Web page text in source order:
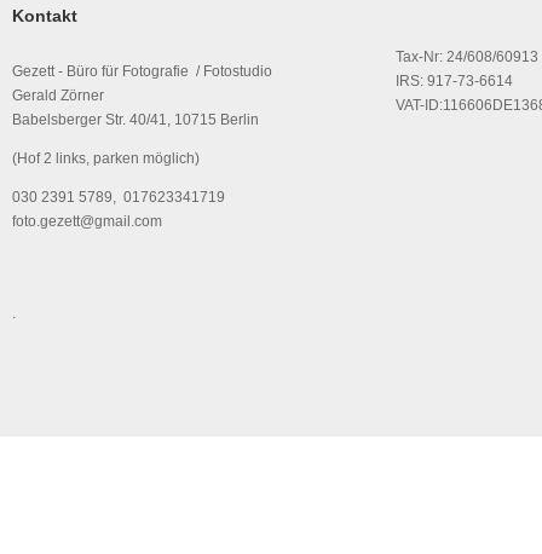
Kontakt
Gezett - Büro für Fotografie / Fotostudio
Gerald Zörner
Babelsberger Str. 40/41, 10715 Berlin
(Hof 2 links, parken möglich)
030 2391 5789, 017623341719
foto.gezett@gmail.com
Tax-Nr: 24/608/60913
IRS: 917-73-6614
VAT-
.